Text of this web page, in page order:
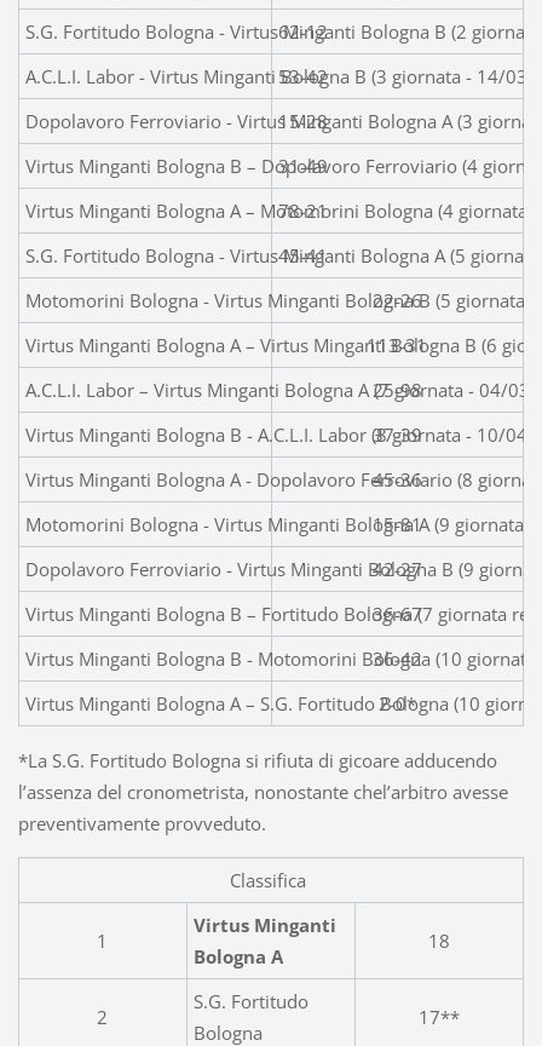
S.G. Fortitudo Bologna - Virtus Minganti Bologna B (2
62-12
A.C.L.I. Labor - Virtus Minganti Bologna B (3 giornata - 14/03/
53-42
Dopolavoro Ferroviario - Virtus Minganti Bologna A (3
15-28
Virtus Minganti Bologna B – Dopolavoro Ferroviario (4
31-49
Virtus Minganti Bologna A – Motomorini Bologna (4 giornata
78-21
S.G. Fortitudo Bologna - Virtus Minganti Bologna A (5
45-41
Motomorini Bologna - Virtus Minganti Bologna B (5 giornata
22-26
Virtus Minganti Bologna A – Virtus Minganti Bologna B (6
113-31
A.C.L.I. Labor – Virtus Minganti Bologna A (7 giornata - 04/
25-98
Virtus Minganti Bologna B - A.C.L.I. Labor (8 giornata - 10/
37-39
Virtus Minganti Bologna A - Dopolavoro Ferroviario (8
45-36
Motomorini Bologna - Virtus Minganti Bologna A (9 giornata
15-81
Dopolavoro Ferroviario - Virtus Minganti Bologna B (9
42-27
Virtus Minganti Bologna B – Fortitudo Bologna (7 giornata
36-67
Virtus Minganti Bologna B - Motomorini Bologna (10
36-42
Virtus Minganti Bologna A – S.G. Fortitudo Bologna (10
2-0*
*La S.G. Fortitudo Bologna si rifiuta di gicoare adducendo
l’assenza del cronometrista, nonostante chel’arbitro avesse
preventivamente provveduto.
Classifica
1
Virtus Minganti
Bologna A
18
2
S.G. Fortitudo
Bologna
17**